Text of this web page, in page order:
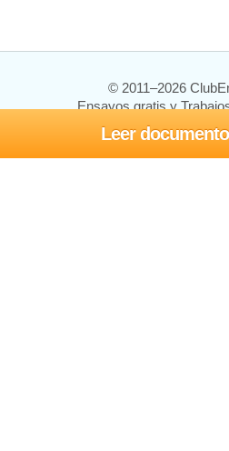
Leer
© 2011–2026
Ensayos gratis y